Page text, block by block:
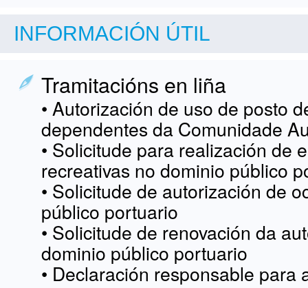
INFORMACIÓN ÚTIL
Tramitacións en liña
• Autorización de uso de posto
dependentes da Comunidade
• Solicitude para realización de
recreativas no dominio público
• Solicitude de autorización de
público portuario
• Solicitude de renovación da
dominio público portuario
• Declaración responsable